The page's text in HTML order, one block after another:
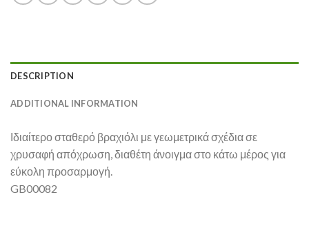
DESCRIPTION
ADDITIONAL INFORMATION
Ιδιαίτερο σταθερό βραχιόλι με γεωμετρικά σχέδια σε
χρυσαφή απόχρωση, διαθέτη άνοιγμα στο κάτω μέρος για
εύκολη προσαρμογή.
GB00082